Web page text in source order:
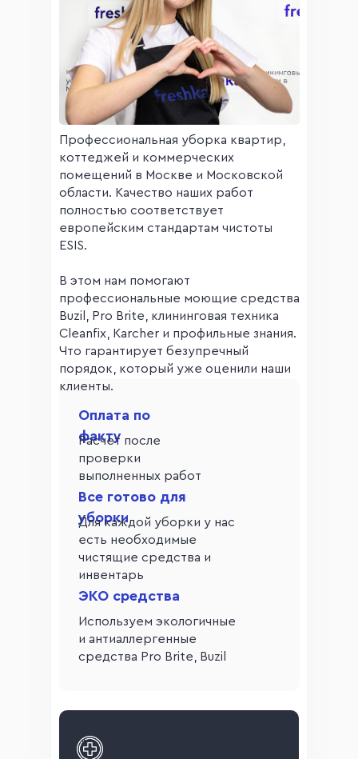
Профессиональная уборка квартир,
коттеджей и коммерческих
помещений в Москве и Московской
области. Качество наших работ
полностью соответствует
европейским стандартам чистоты
ESIS.
В этом нам помогают
профессиональные моющие средства
Buzil, Pro Brite, клининговая техника
Cleanfix, Karcher и профильные знания.
Что гарантирует безупречный
порядок, который уже оценили наши
клиенты.
Все готово для
уборки
Для каждой уборки у нас
есть необходимые
чистящие средства и
инвентарь
Оплата по
факту
Расчет после
проверки
выполненных работ
ЭКО средства
Используем экологичные
и антиаллергенные
средства Pro Brite, Buzil